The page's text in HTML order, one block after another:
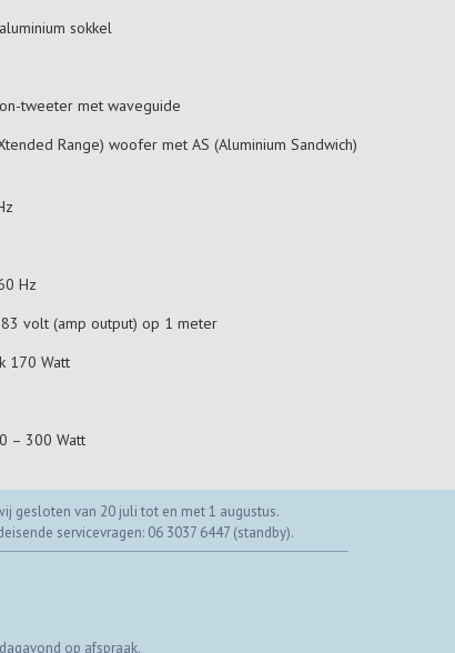
sokkel
tweeter met waveguide
Range) woofer met AS (Aluminium Sandwich)
Hz
volt (amp output) op 1 meter
170 Watt
– 300 Watt
gesloten van 20 juli tot en met 1 augustus.
servicevragen: 06 3037 6447 (standby).
op afspraak.